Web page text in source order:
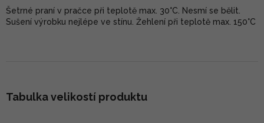
Šetrné praní v pračce při teplotě max. 30°C. Nesmí se bělit.
Sušení výrobku nejlépe ve stínu. Žehlení při teplotě max. 150°C
Tabulka velikostí produktu